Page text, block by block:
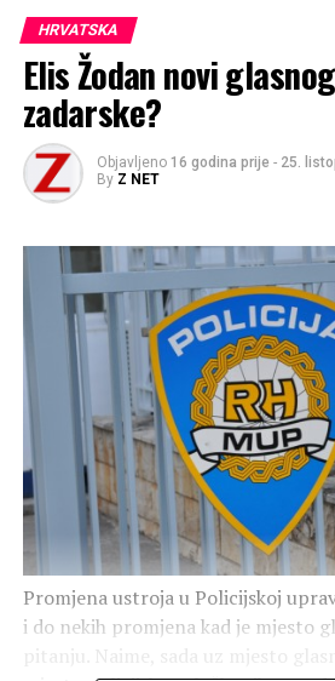
HRVATSKA
Elis Žodan novi
zadarske?
Objavljeno 16 godina prije - 25.
By Z NET
Promjena ustroja u Policijskoj
i do nekih promjena kad je mjesto